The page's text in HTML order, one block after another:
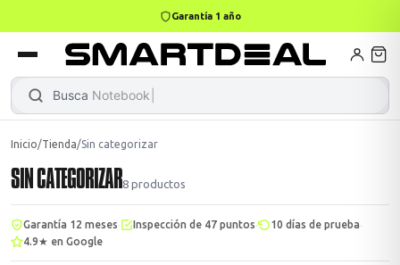
Garantía 1 año
Busca Notebook Gamer
Gamer
MacBook Air
→
→
Mini PC
Inicio/Tienda/Sin categorizar
SIN CATEGORIZAR8 productos
Garantía 12 meses Inspección de 47 puntos 10 días de prueba
4.9★ en Google